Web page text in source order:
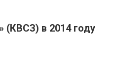
(КВСЗ) в 2014 году